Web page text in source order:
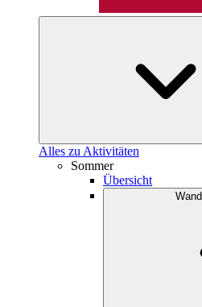
Alles zu Aktivitäten
Sommer
Übersicht